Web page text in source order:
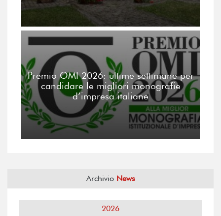
Premio OMI 2026: ultime settimane per
candidare le migliori monografie
d’impresa italiane
Archivio News
2026